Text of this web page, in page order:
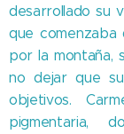
desarrollado su
que
por la montaña,
no dejar que
objetivos.
pigmentaria,